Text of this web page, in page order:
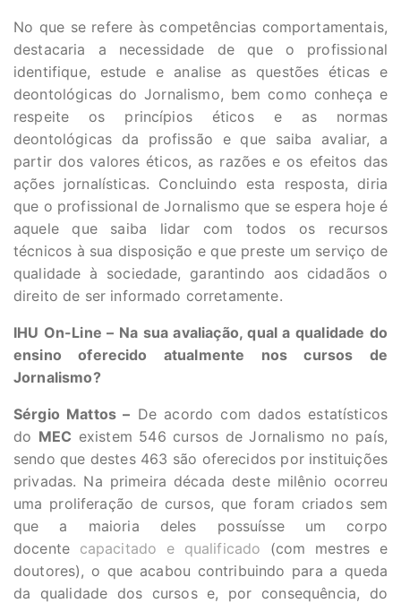
No que se refere às competências comportamentais,
destacaria a necessidade de que o profissional
identifique, estude e analise as questões éticas e
deontológicas do Jornalismo, bem como conheça e
respeite os princípios éticos e as normas
deontológicas da profissão e que saiba avaliar, a
partir dos valores éticos, as razões e os efeitos das
ações jornalísticas. Concluindo esta resposta, diria
que o profissional de Jornalismo que se espera hoje é
aquele que saiba lidar com todos os recursos
técnicos à sua disposição e que preste um serviço de
qualidade à sociedade, garantindo aos cidadãos o
direito de ser informado corretamente.
IHU On-Line – Na sua avaliação, qual a qualidade do
ensino oferecido atualmente nos cursos de
Jornalismo?
Sérgio Mattos – De acordo com dados estatísticos
do MEC existem 546 cursos de Jornalismo no país,
sendo que destes 463 são oferecidos por instituições
privadas. Na primeira década deste milênio ocorreu
uma proliferação de cursos, que foram criados sem
que a maioria deles possuísse um corpo
docente capacitado e qualificado (com mestres e
doutores), o que acabou contribuindo para a queda
da qualidade dos cursos e, por consequência, do